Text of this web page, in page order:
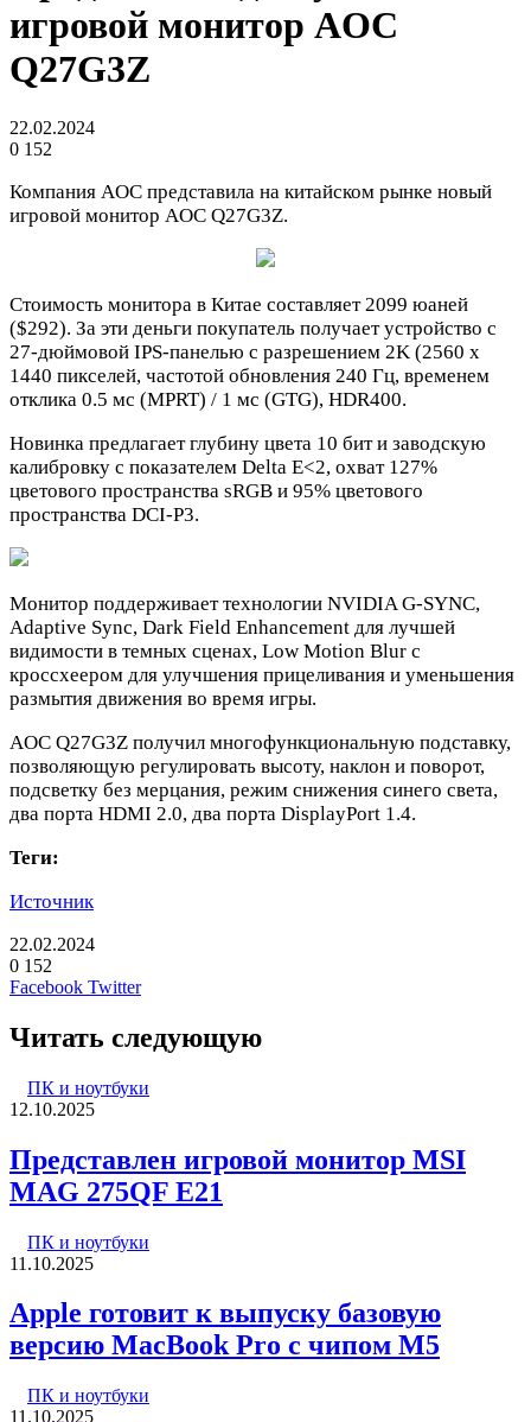
игровой монитор AOC
Q27G3Z
22.02.2024
0 152
Компания AOC представила на китайском рынке новый
игровой монитор AOC Q27G3Z.
Стоимость монитора в Китае составляет 2099 юаней
($292). За эти деньги покупатель получает устройство с
27-дюймовой IPS-панелью c разрешением 2K (2560 х
1440 пикселей, частотой обновления 240 Гц, временем
отклика 0.5 мс (MPRT) / 1 мс (GTG), HDR400.
Новинка предлагает глубину цвета 10 бит и заводскую
калибровку с показателем Delta E<2, охват 127%
цветового пространства sRGB и 95% цветового
пространства DCI-P3.
Монитор поддерживает технологии NVIDIA G-SYNC,
Adaptive Sync, Dark Field Enhancement для лучшей
видимости в темных сценах, Low Motion Blur с
кроссхеером для улучшения прицеливания и уменьшения
размытия движения во время игры.
AOC Q27G3Z получил многофункциональную подставку,
позволяющую регулировать высоту, наклон и поворот,
подсветку без мерцания, режим снижения синего света,
два порта HDMI 2.0, два порта DisplayPort 1.4.
Теги:
Источник
22.02.2024
0 152
Facebook TwitterLinkedIn
Pinterest
Вконтакте
Одноклассники
Skype
WhatsApp
Telegram
Viber
Читать следующую
ПК и ноутбуки
12.10.2025
Представлен игровой монитор MSI
MAG 275QF E21
ПК и ноутбуки
11.10.2025
Apple готовит к выпуску базовую
версию MacBook Pro с чипом M5
ПК и ноутбуки
11.10.2025